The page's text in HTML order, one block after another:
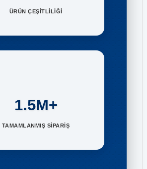
ÜRÜN ÇEŞİTLİLİĞİ
1.5M+
TAMAMLANMIŞ SİPARİŞ